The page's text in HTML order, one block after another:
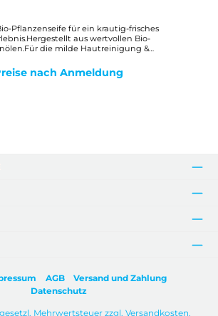
Pflanzenseife für ein krautig-frisches
aus wertvollen Bio-
die milde Hautreinigung &
Auszügen von Verbene und
reine Bio-Pflanzenölseife mit Bio-
nach Anmeldung
AGB
Versand und Zahlung
Datenschutz
Mehrwertsteuer zzgl. Versandkosten.